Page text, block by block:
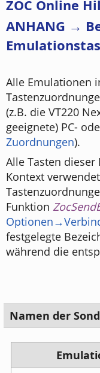
ZOC Online
ANHANG →
Alle Emulationen
(z.B. die VT220
geeignete) PC-
Zuordnungen).
Alle Tasten
Kontext
Funktion
festgelegte
während die
Namen der